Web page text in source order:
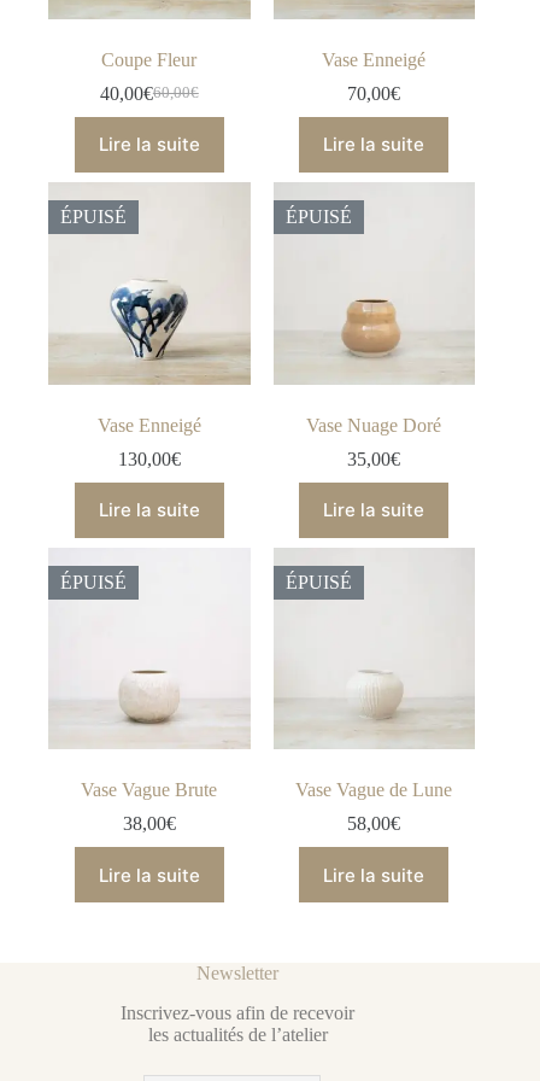
Coupe Fleur
60,00€
Le
prix
initial
était :
60,00€.
40,00€Le
prix
actuel
est :
40,00€.
Lire la suite
Vase Enneigé
70,00€
Lire la suite
ÉPUISÉ
Vase Enneigé
130,00€
Lire la suite
ÉPUISÉ
Vase Nuage Doré
35,00€
Lire la suite
ÉPUISÉ
Vase Vague Brute
38,00€
Lire la suite
ÉPUISÉ
Vase Vague de Lune
58,00€
Lire la suite
Newsletter
Inscrivez-vous afin de recevoir
les actualités de l’atelier